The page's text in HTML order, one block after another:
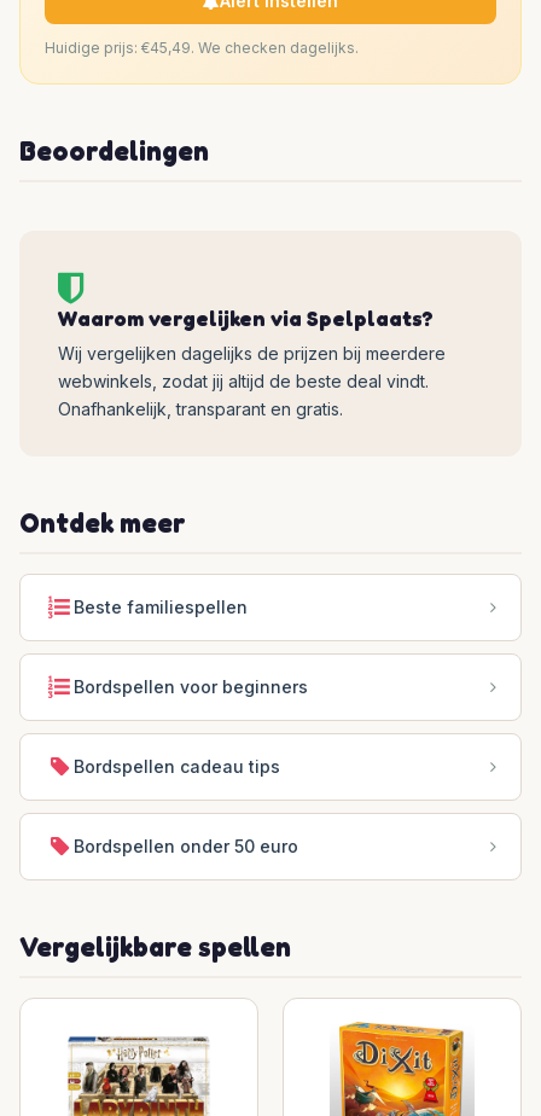
Huidige prijs: €45,49. We checken dagelijks.
Beoordelingen
Waarom vergelijken via Spelplaats?
Wij vergelijken dagelijks de prijzen bij meerdere
webwinkels, zodat jij altijd de beste deal vindt.
Onafhankelijk, transparant en gratis.
Ontdek meer
Beste familiespellen
Bordspellen voor beginners
Bordspellen cadeau tips
Bordspellen onder 50 euro
Vergelijkbare spellen